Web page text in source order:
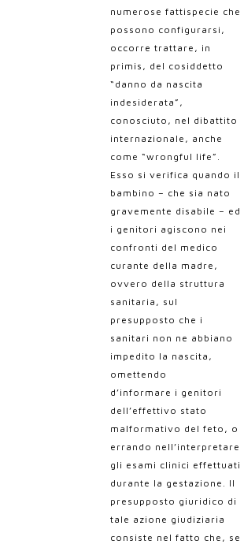
numerose fattispecie che
possono configurarsi,
occorre trattare, in
primis, del cosiddetto
“danno da nascita
indesiderata”,
conosciuto, nel dibattito
internazionale, anche
come “wrongful life”.
Esso si verifica quando il
bambino – che sia nato
gravemente disabile – ed
i genitori agiscono nei
confronti del medico
curante della madre,
ovvero della struttura
sanitaria, sul
presupposto che i
sanitari non ne abbiano
impedito la nascita,
omettendo
d’informare i genitori
dell’effettivo stato
malformativo del feto, o
errando nell’interpretare
gli esami clinici effettuati
durante la gestazione. Il
presupposto giuridico di
tale azione giudiziaria
consiste nel fatto che, se